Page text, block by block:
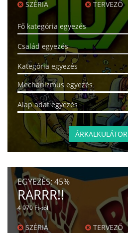
SZÉRIA TERVEZŐ
Fő kategória egyezés
Család egyezés
Kategória egyezés
Mechanizmus egyezés
Alap adat egyezés
ÁRKALKULÁTOR
EGYEZÉS:45%
RARRR!!
4 970 Ft-tól
SZÉRIA TERVEZŐ